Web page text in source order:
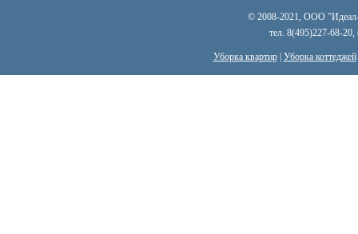
© 2008-2021, ООО "Идеал-
тел. 8(495)227-68-
Уборка квартир| Уборка коттеджей